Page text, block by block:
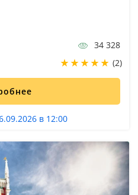
34 328
(2)
в 12:00